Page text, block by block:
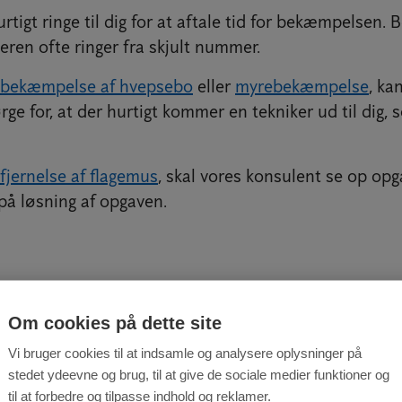
ringe til dig for at aftale tid for bekæmpelsen.
ofte ringer fra skjult nummer.
bekæmpelse af hvepsebo eller myrebekæmpelse,
for, at der hurtigt kommer en tekniker ud til dig,
fjernelse af flagemus, skal vores konsulent se op
løsning af opgaven.
du brug for
denne side kunne tyde på, at du har udfordringer
af med. Hvad generer dig?
Kontakt os på 69
Om cookies på dette site
Vi bruger cookies til at indsamle og analysere oplysninger på
stedet ydeevne og brug, til at give de sociale medier funktioner og
til at forbedre og tilpasse indhold og reklamer.